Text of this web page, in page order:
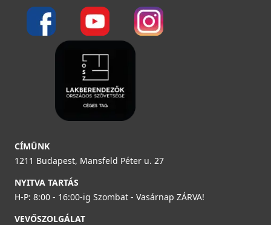
CÍMÜNK
1211 Budapest, Mansfeld Péter u. 27
NYITVA TARTÁS
H-P: 8:00 - 16:00-ig Szombat - Vasárnap ZÁRVA!
VEVŐSZOLGÁLAT